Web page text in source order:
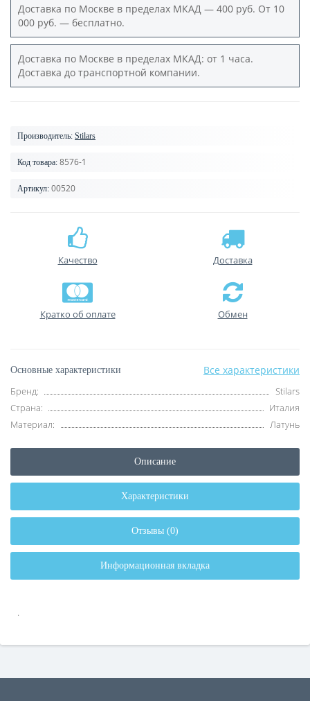
Доставка по Москве в пределах МКАД — 400 руб. От 10
000 руб. — бесплатно.
Доставка по Москве в пределах МКАД: от 1 часа.
Доставка до транспортной компании.
Производитель: Stilars
Код товара: 8576-1
Артикул: 00520
Качество Доставка
Кратко об оплате Обмен
Основные характеристики Все характеристики
Бренд:
Stilars
Страна:
Италия
Материал:
Латунь
Описание
Характеристики
Отзывы (0)
Информационная вкладка
.